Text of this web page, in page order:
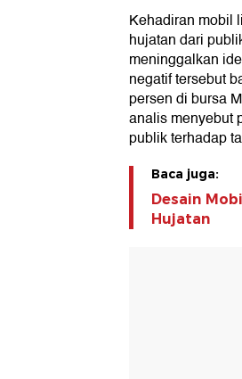
Kehadiran mobil
hujatan dari
meninggalkan
negatif tersebut
persen di bursa
analis menyebut
publik terhadap
Baca juga:
Desain
Hujatan